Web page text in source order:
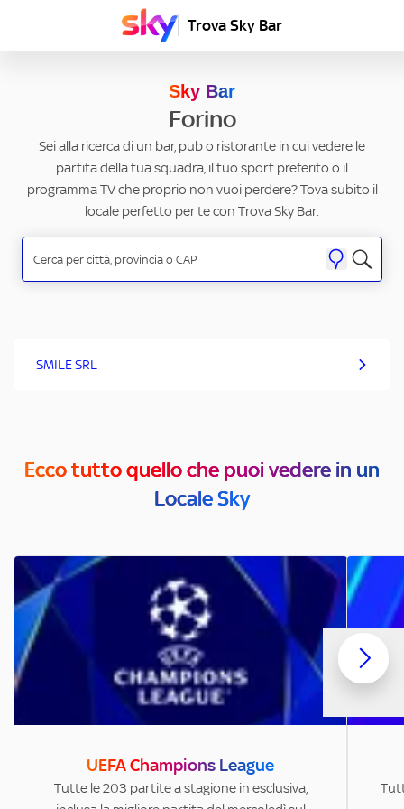
Trova Sky Bar
Sky Bar
Forino
Sei alla ricerca di un bar, pub o ristorante in cui vedere le
partita della tua squadra, il tuo sport preferito o il
programma TV che proprio non vuoi perdere? Tova subito il
locale perfetto per te con Trova Sky Bar.
SMILE SRL
Ecco tutto quello che puoi vedere in un
Locale Sky
UEFA Champions League
Tutte le 203 partite a stagione in esclusiva,